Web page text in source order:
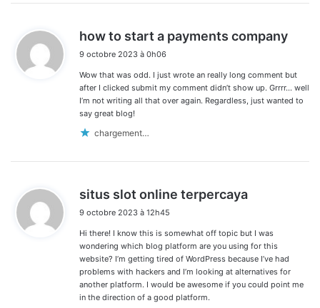
how to start a payments company
9 octobre 2023 à 0h06
Wow that was odd. I just wrote an really long comment but
after I clicked submit my comment didn’t show up. Grrrr… well
I’m not writing all that over again. Regardless, just wanted to
say great blog!
chargement…
situs slot online terpercaya
9 octobre 2023 à 12h45
Hi there! I know this is somewhat off topic but I was
wondering which blog platform are you using for this
website? I’m getting tired of WordPress because I’ve had
problems with hackers and I’m looking at alternatives for
another platform. I would be awesome if you could point me
in the direction of a good platform.